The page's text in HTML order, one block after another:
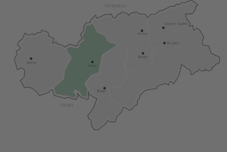
Verpflichtungen haben. Einige dieser Passeirer Schildhöfe
liegen in und um St. Martin und sind durch den Rundweg
miteinander verbunden.